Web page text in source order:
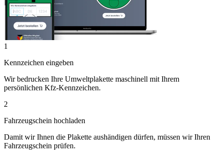
1
Kennzeichen eingeben
Wir bedrucken Ihre Umweltplakette maschinell mit Ihrem
persönlichen Kfz-Kennzeichen.
2
Fahrzeugschein hochladen
Damit wir Ihnen die Plakette aushändigen dürfen, müssen wir Ihren
Fahrzeugschein prüfen.